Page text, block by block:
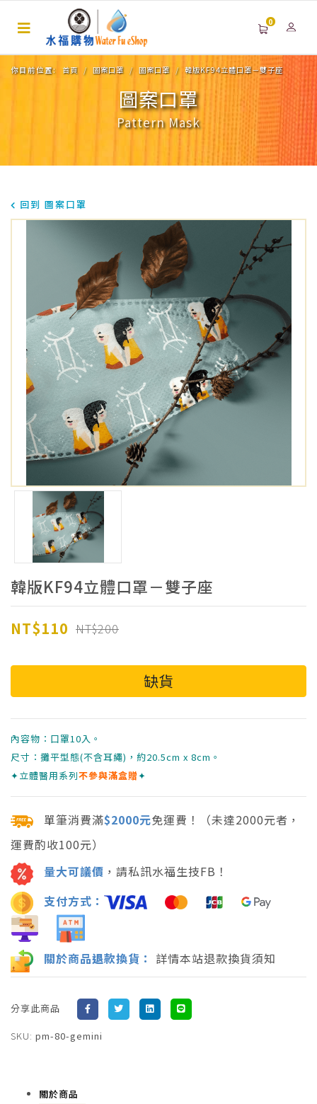
0
你目前位置: 首頁 圖案口罩 圖案口罩 韓版KF94立體口罩－雙子座
圖案口罩
Pattern Mask
回到 圖案口罩
韓版KF94立體口罩－雙子座
NT$200
NT$110
內容物：口罩10入。
尺寸：攤平型態(不含耳繩)，約20.5cm x 8cm。
✦立體醫用系列不參與滿盒贈✦
單筆消費滿$2000元免運費！（未達2000元者，
運費酌收100元）
量大可議價 ，請私訊水福生技FB！
支付方式：
關於商品退款換貨： 詳情本站退款換貨須知
分享此商品
SKU: pm-80-gemini
關於商品